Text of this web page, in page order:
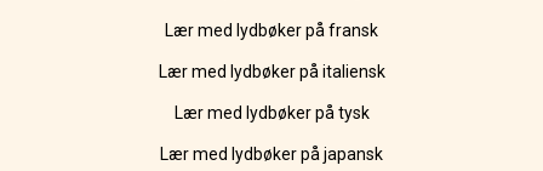
Lær med lydbøker på fransk
Lær med lydbøker på italiensk
Lær med lydbøker på tysk
Lær med lydbøker på japansk